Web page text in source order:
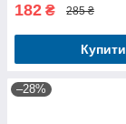
182 ₴ 285 ₴
Купити
–28%